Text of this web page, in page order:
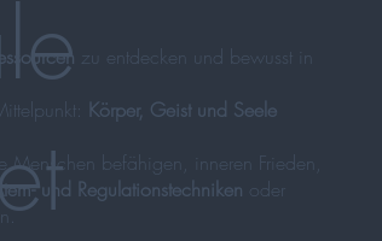
zu entdecken und bewusst in
Körper, Geist und Seele
Menschen befähigen, inneren Frieden,
und Regulationstechniken oder